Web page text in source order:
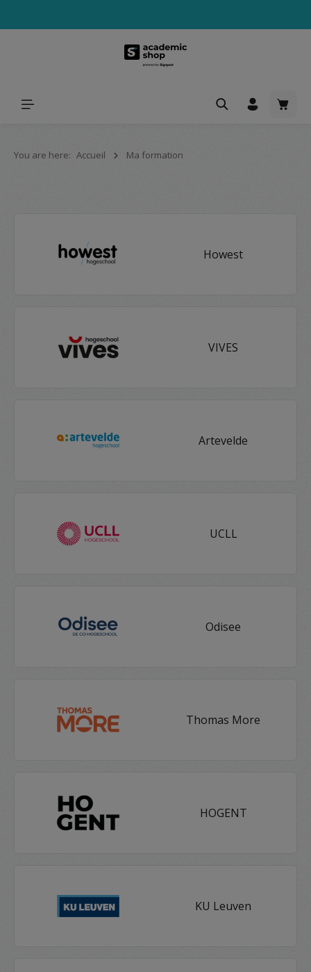
Le
You are here: Accueil Ma formation
Howest
VIVES
Artevelde
UCLL
Odisee
Thomas More
HOGENT
KU Leuven